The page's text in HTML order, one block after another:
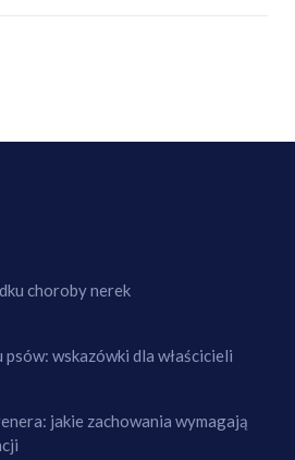
choroby nerek
psów: wskazówki dla właścicieli
jakie zachowania wymagają